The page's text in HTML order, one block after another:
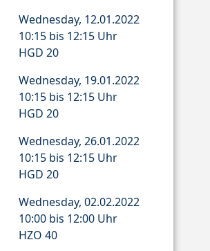
Wednesday, 12.01.2022
10:15 bis 12:15 Uhr
HGD 20
Wednesday, 19.01.2022
10:15 bis 12:15 Uhr
HGD 20
Wednesday, 26.01.2022
10:15 bis 12:15 Uhr
HGD 20
Wednesday, 02.02.2022
10:00 bis 12:00 Uhr
HZO 40